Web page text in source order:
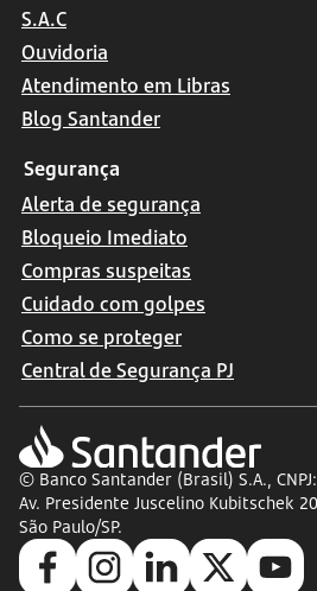
S.A.C
Ouvidoria
Atendimento em Libras
Blog Santander
Segurança
Alerta de segurança
Bloqueio Imediato
Compras suspeitas
Cuidado com golpes
Como se proteger
Central de Segurança PJ
© Banco Santander (Brasil) S.A.,
Av. Presidente Juscelino Kubitschek
São Paulo/SP.